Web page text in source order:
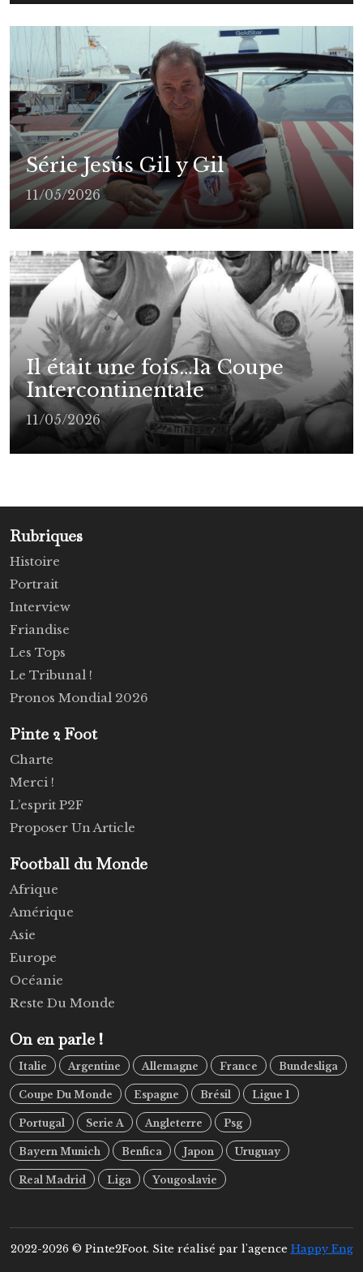
Série Jesús Gil y Gil
11/05/2026
Il était une fois…la Coupe
Intercontinentale
11/05/2026
Rubriques
Histoire
Portrait
Interview
Friandise
Les Tops
Le Tribunal !
Pronos Mondial 2026
Pinte 2 Foot
Charte
Merci !
L’esprit P2F
Proposer Un Article
Football du Monde
Afrique
Amérique
Asie
Europe
Océanie
Reste Du Monde
On en parle !
Italie Argentine Allemagne France Bundesliga
Coupe Du Monde Espagne Brésil Ligue 1
Portugal Serie A Angleterre Psg
Bayern Munich Benfica Japon Uruguay
Real Madrid Liga Yougoslavie
2022-2026 © Pinte2Foot. Site réalisé par l'agence Happy Eng